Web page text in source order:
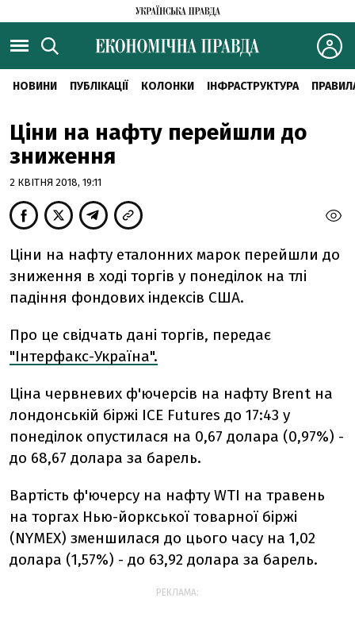
НОВИНИ ПУБЛІКАЦІЇ КОЛОНКИ ІНФРАСТРУКТУРА
Ціни на нафту перейшли до
зниження
2 КВІТНЯ 2018, 19:11
Ціни на нафту еталонних марок перейшли до
зниження в ході торгів у понеділок на тлі
падіння фондових індексів США.
Про це свідчать дані торгів, передає
"Інтерфакс-Україна".
Ціна червневих ф'ючерсів на нафту Brent на
лондонській біржі ICE Futures до 17:43 у
понеділок опустилася на 0,67 долара (0,97%) -
до 68,67 долара за барель.
Вартість ф'ючерсу на нафту WTI на травень
на торгах Нью-йоркської товарної біржі
(NYMEX) зменшилася до цього часу на 1,02
долара (1,57%) - до 63,92 долара за барель.
РЕКЛАМА: